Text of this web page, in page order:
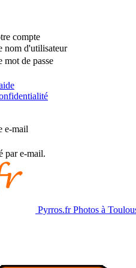
compte
nom d'utilisateur
mot de passe
e-mail
par e-mail.
Pyrros.fr Photos à